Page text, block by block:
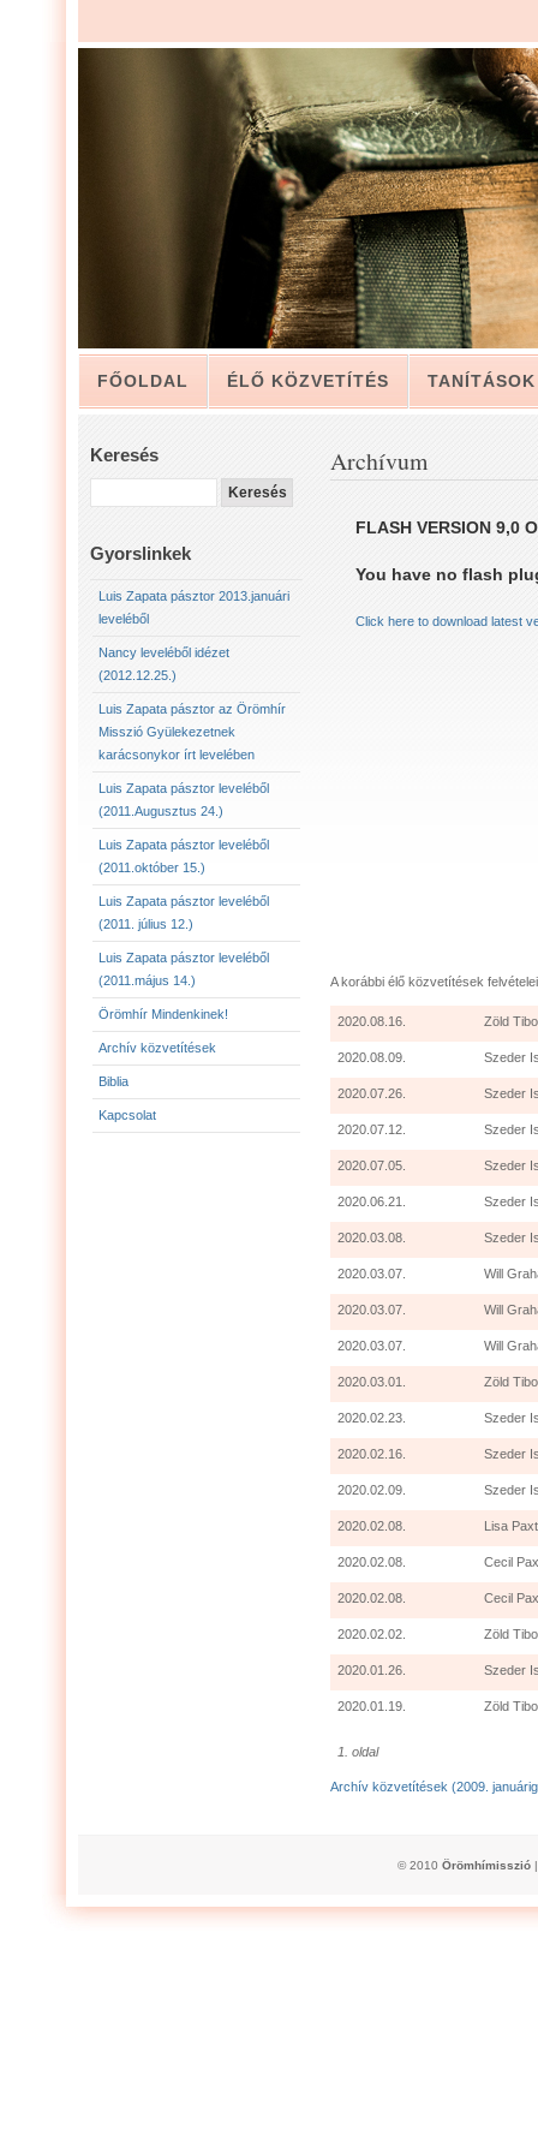
FŐOLDAL ÉLŐ KÖZVETÍTÉS TANÍTÁSOK
LUIS ZAPATA PÁSZTOR LEVELÉBŐL, A
LUIS ZAPATA PÁSZTOR LEVELÉBŐL
LUIS ZAPATA PÁSZTOR LEVELÉBŐL
LUIS ZAPATA PÁSZTOR AZ ÖRÖMHÍR MISSZIÓ
2012.12.25. NANCY LEVELÉBŐL IDÉZET:
Keresés
Gyorslinkek
Luis Zapata pásztor 2013.januári
leveléből
Nancy leveléből idézet
(2012.12.25.)
Luis Zapata pásztor az Örömhír
Misszió Gyülekezetnek
karácsonykor írt levelében
Luis Zapata pásztor leveléből
(2011.Augusztus 24.)
Luis Zapata pásztor leveléből
(2011.október 15.)
Luis Zapata pásztor leveléből
(2011. július 12.)
Luis Zapata pásztor leveléből
(2011.május 14.)
Örömhír Mindenkinek!
Archív közvetítések
Biblia
Kapcsolat
Archívum
FLASH VERSION 9,0
You have no flash
Click here to download latest
A korábbi élő közvetítések
2020.08.16. Zöld
2020.08.09. Szeder
2020.07.26. Szeder
2020.07.12. Szeder
2020.07.05. Szeder
2020.06.21. Szeder
2020.03.08. Szeder
2020.03.07. Will
2020.03.07. Will
2020.03.07. Will
2020.03.01. Zöld
2020.02.23. Szeder
2020.02.16. Szeder
2020.02.09. Szeder
2020.02.08. Lisa
2020.02.08. Cecil
2020.02.08. Cecil
2020.02.02. Zöld
2020.01.26. Szeder
2020.01.19. Zöld
1. oldal
Archív közvetítések (2009.
© 2010 Örömhímisszió